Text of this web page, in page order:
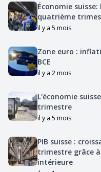
Économie
quatrième
il y a 5 mois
Zone euro :
BCE
il y a 2 mois
L'économie
trimestre
il y a 5 mois
PIB suisse :
trimestre grâce
intérieure